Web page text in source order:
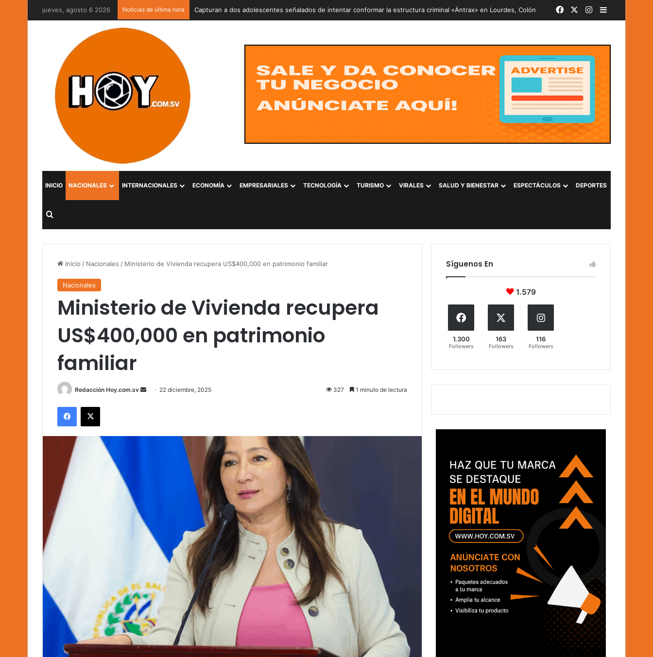
jueves, agosto 6 2026 Noticias de última hora Capturan a dos adolescentes señalados de intentar conformar la estructura criminal «Ántrax» en Lourdes, Colón FacebookInstagram
Barra lateral
INICIO NACIONALES INTERNACIONALES ECONOMÍA EMPRESARIALES TECNOLOGÍA TURISMO VIRALES SALUD Y BIENESTAR ESPECTÁCULOS DEPORTES
Buscar por
Inicio / Nacionales / Ministerio de Vivienda recupera US$400,000 en patrimonio familiar
Nacionales
Ministerio de Vivienda recupera
US$400,000 en patrimonio
familiar
Redacción Hoy.com.sv
Send 22 diciembre, 2025 327 1 minuto de lectura
Facebook
X
Síguenos En
1.579
1.300
Followers
163
Followers
116
Followers